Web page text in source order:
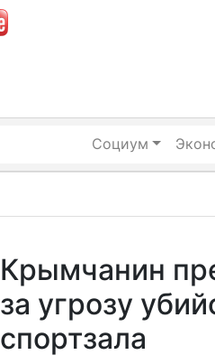
Социум
Крымчанин
за угрозу
спортзала